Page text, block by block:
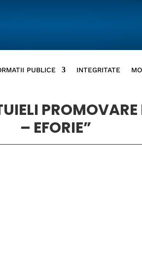
PUBLICE INTEGRITATE
– EFORIE”